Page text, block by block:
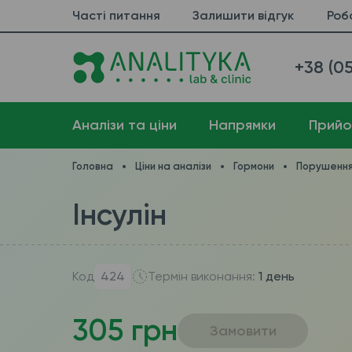
Часті питання Залишити відгук
+38
Аналізи та ціни Напрямки
Головна Ціни на аналізи Гормони
Інсулін
Код 424 Термін виконання: 1 день
305 грн Замовити